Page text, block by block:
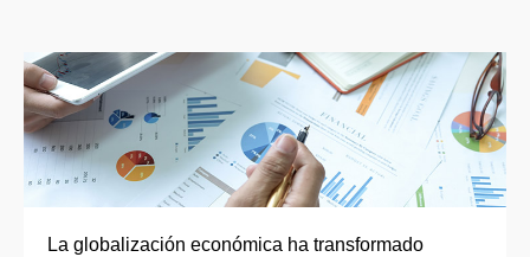
La globalización económica ha transformado